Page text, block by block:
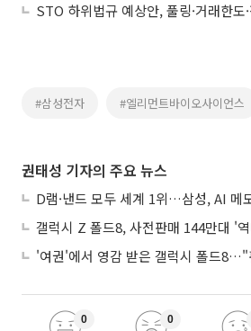
#삼성전자 #엘리먼트바이오사이언스
권태성 기자의 주요 뉴스
0 0